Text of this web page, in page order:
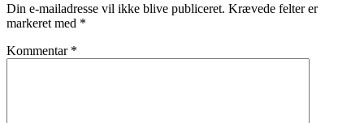
Din e-mailadresse vil ikke blive publiceret. Krævede felter er
markeret med *
Kommentar *